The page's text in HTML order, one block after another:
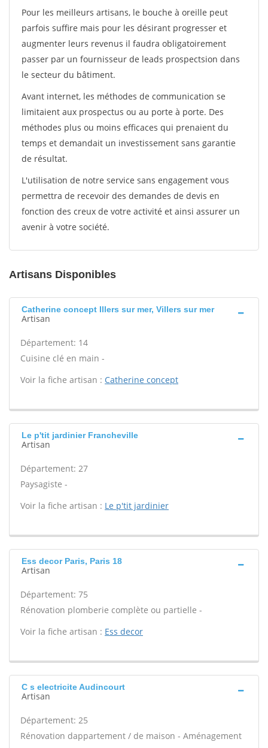
Pour les meilleurs artisans, le bouche à oreille peut
parfois suffire mais pour les désirant progresser et
augmenter leurs revenus il faudra obligatoirement
passer par un fournisseur de leads prospectsion dans
le secteur du bâtiment.
Avant internet, les méthodes de communication se
limitaient aux prospectus ou au porte à porte. Des
méthodes plus ou moins efficaces qui prenaient du
temps et demandait un investissement sans garantie
de résultat.
L'utilisation de notre service sans engagement vous
permettra de recevoir des demandes de devis en
fonction des creux de votre activité et ainsi assurer un
avenir à votre société.
Artisans Disponibles
Catherine concept Illers sur mer, Villers sur mer
Artisan
Département: 14
Cuisine clé en main -
Voir la fiche artisan : Catherine concept
Le p'tit jardinier Francheville
Artisan
Département: 27
Paysagiste -
Voir la fiche artisan : Le p'tit jardinier
Ess decor Paris, Paris 18
Artisan
Département: 75
Rénovation plomberie complète ou partielle -
Voir la fiche artisan : Ess decor
C s electricite Audincourt
Artisan
Département: 25
Rénovation dappartement / de maison - Aménagement